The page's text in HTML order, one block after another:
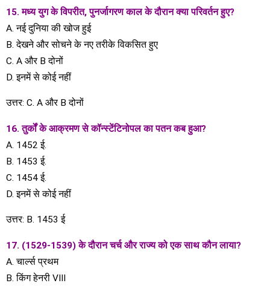
15. मध्य युग के विपरीत, पुनर्जागरण काल ​​के दौरान क्या परिवर्तन हुए?
A. नई दुनिया की खोज हुई
B. देखने और सोचने के नए तरीके विकसित हुए
C. A और B दोनों
D. इनमें से कोई नहीं
उत्तर: C. A और B दोनों
16. तुर्कों के आक्रमण से कॉन्स्टेंटिनोपल का पतन कब हुआ?
A. 1452 ई.
B. 1453 ई.
C. 1454 ई.
D. इनमें से कोई नहीं
उत्तर: B. 1453 ई
17. (1529-1539) के दौरान चर्च और राज्य को एक साथ कौन लाया?
A. चार्ल्स प्रथम
B. किंग हेनरी VIII